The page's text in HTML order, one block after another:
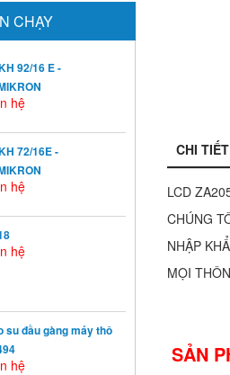
CHẠY
92/16 E -
hệ
72/16E -
hệ
hệ
su đầu gàng máy thô
hệ
CHI TIẾT
LCD
CHÚNG
NHẬP
MỌI
SẢN